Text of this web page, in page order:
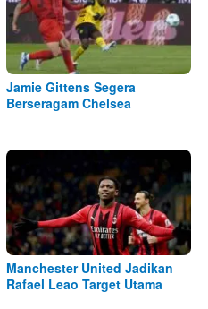
Jamie Gittens Segera
Berseragam Chelsea
Manchester United Jadikan
Rafael Leao Target Utama